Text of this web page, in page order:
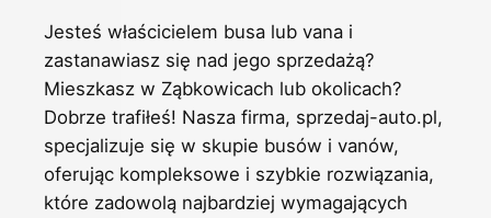
Jesteś właścicielem busa lub vana i
zastanawiasz się nad jego sprzedażą?
Mieszkasz w Ząbkowicach lub okolicach?
Dobrze trafiłeś! Nasza firma, sprzedaj-auto.pl,
specjalizuje się w skupie busów i vanów,
oferując kompleksowe i szybkie rozwiązania,
które zadowolą najbardziej wymagających